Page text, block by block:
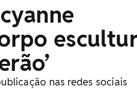
nas redes sociais